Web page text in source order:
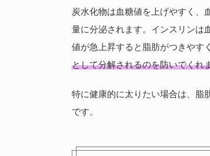
炭水化物は血糖値を上げやすく、
量に分泌されます。インスリンは
値が急上昇すると脂肪がつきやす
として分解されるのを防いでくれ
特に健康的に太りたい場合は、脂
です。